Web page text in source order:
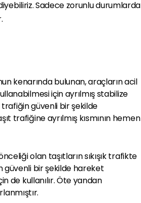
Sadece zorunlu durumlarda
kenarında bulunan, araçların acil
için ayrılmış stabilize
trafiğin güvenli bir şekilde
trafiğine ayrılmış kısmının hemen
olan taşıtların sıkışık trafikte
güvenli bir şekilde hareket
de kullanılır. Öte yandan